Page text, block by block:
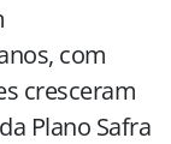
com
cresceram
Plano Safra